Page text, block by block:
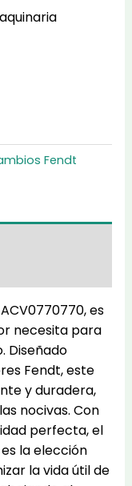
Fendt
es
necesita para
Diseñado
Fendt, este
y duradera,
nocivas. Con
perfecta, el
la elección
la vida útil de